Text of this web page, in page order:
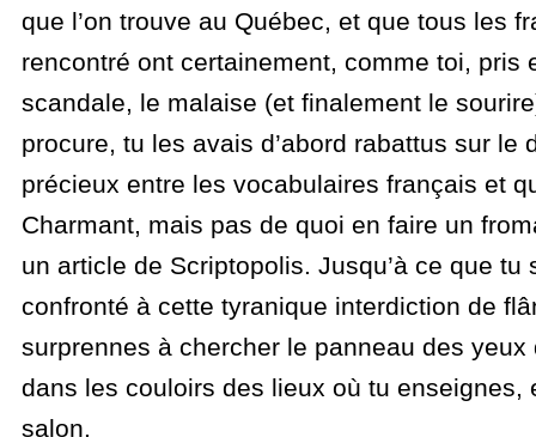
que l’on trouve au Québec, et que tous les
rencontré ont certainement, comme toi, pris
scandale, le malaise (et finalement le
procure, tu les avais d’abord rabattus sur le
précieux entre les vocabulaires français et
Charmant, mais pas de quoi en faire un
un article de Scriptopolis. Jusqu’à ce que tu
confronté à cette tyranique interdiction de
surprennes à chercher le panneau des yeux
dans les couloirs des lieux où tu enseignes,
salon.